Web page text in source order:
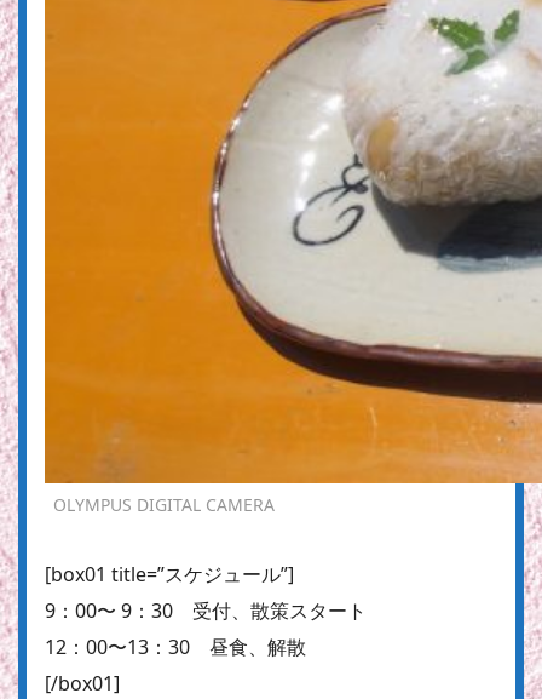
OLYMPUS DIGITAL CAMERA
[box01 title=”スケジュール”]
9：00〜 9：30 受付、散策スタート
12：00〜13：30 昼食、解散
[/box01]